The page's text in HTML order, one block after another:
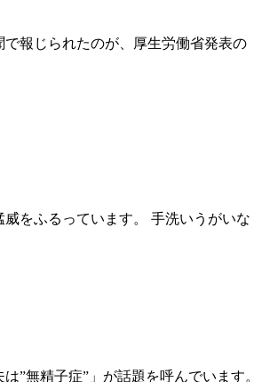
報じられたのが、厚生労働省発表の
をふるっています。 手洗いうがいな
”無精子症”」が話題を呼んでいます。